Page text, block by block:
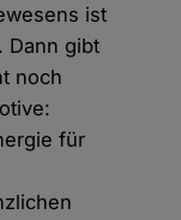
ist
Dann gibt
noch
für